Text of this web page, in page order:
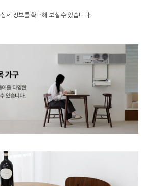
상세 정보를 확대해 보실 수 있습니다.